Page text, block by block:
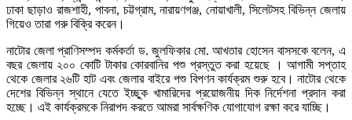
ঢাকা ছাড়াও রাজশাহী, পাবনা, চট্টগ্রাম, নারায়ণগঞ্জ, নোয়াখালী, সিলেটসহ বিভিন্ন জেলায়
গিয়েও তারা গরু বিক্রি করেন।
নাটোর জেলা প্রাণিসম্পদ কর্মকর্তা ড. জুলফিকার মো. আখতার হোসেন বাসসকে বলেন, এ
বছর জেলায় ২০০ কোটি টাকার কোরবানির পশু প্রস্তুত করা হয়েছে । আগামী সপ্তাহ
থেকে জেলার ২৬টি হাট এবং জেলার বাইরে পশু বিপণন কার্যক্রম শুরু হবে। নাটোর থেকে
দেশের বিভিন্ন স্থানে যেতে ইচ্ছুক খামারিদের প্রয়োজনীয় দিক নির্দেশনা প্রদান করা
হচ্ছে। এই কার্যক্রমকে নিরাপদ করতে আমরা সার্বক্ষণিক যোগাযোগ রক্ষা করে যাচ্ছি।